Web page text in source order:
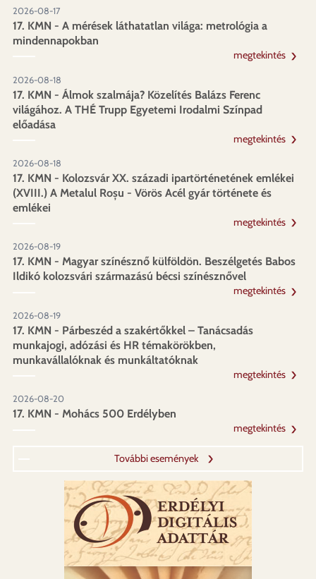
2026-08-17
17. KMN - A mérések láthatatlan világa: metrológia a
mindennapokban
megtekintés
2026-08-18
17. KMN - Álmok szalmája? Közelítés Balázs Ferenc
világához. A THÉ Trupp Egyetemi Irodalmi Színpad
előadása
megtekintés
2026-08-18
17. KMN - Kolozsvár XX. századi ipartörténetének emlékei
(XVIII.) A Metalul Roșu - Vörös Acél gyár története és
emlékei
megtekintés
2026-08-19
17. KMN - Magyar színésznő külföldön. Beszélgetés Babos
Ildikó kolozsvári származású bécsi színésznővel
megtekintés
2026-08-19
17. KMN - Párbeszéd a szakértőkkel – Tanácsadás
munkajogi, adózási és HR témakörökben,
munkavállalóknak és munkáltatóknak
megtekintés
2026-08-20
17. KMN - Mohács 500 Erdélyben
megtekintés
További események